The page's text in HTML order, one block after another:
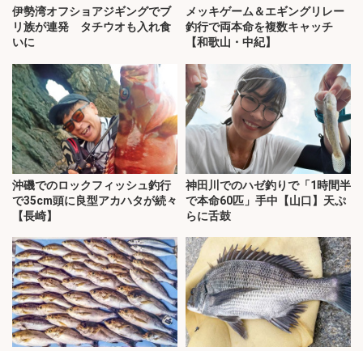
伊勢湾オフショアジギングでブ
リ族が連発 タチウオも入れ食
いに
メッキゲーム＆エギングリレー
釣行で両本命を複数キャッチ
【和歌山・中紀】
沖磯でのロックフィッシュ釣行
で35cm頭に良型アカハタが続々
【長崎】
神田川でのハゼ釣りで「1時間半
で本命60匹」手中【山口】天ぷ
らに舌鼓